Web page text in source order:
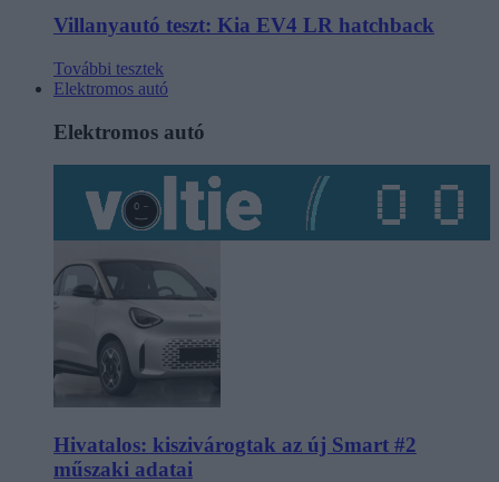
Villanyautó teszt: Kia EV4 LR hatchback
További tesztek
Elektromos autó
Elektromos autó
Hivatalos: kiszivárogtak az új Smart #2
műszaki adatai